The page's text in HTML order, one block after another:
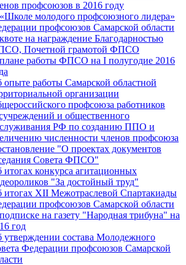
профсоюзов в 2016 году
молодого профсоюзного лидера»
профсоюзов Самарской области
на награждение Благодарностью
Почетной грамотой ФПСО
работы ФПСО на I полугодие 2016
опыте работы Самарской областной
организации
профсоюза работников
и общественного
РФ по созданию ППО и
численности членов профсоюза
"О проектах документов
Совета ФПСО"
итогах конкурса агитационных
"За достойный труд"
итогах XII Межотраслевой Спартакиады
профсоюзов Самарской области
на газету "Народная трибуна" на
год
утверждении состава Молодежного
Федерации профсоюзов Самарской